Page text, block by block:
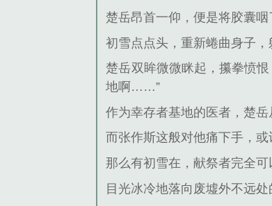
楚岳昂首一仰，便是将胶囊咽
初雪点点头，重新蜷曲身子，
楚岳双眸微微眯起，攥拳愤
地啊……”
作为幸存者基地的医者，楚
而张作斯这般对他痛下手，或
那么有初雪在，献祭者完全可
目光冰冷地落向废墟外不远